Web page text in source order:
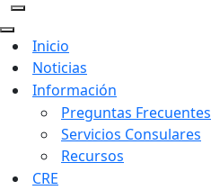
de
navegación
Menú
de
navegación
Inicio
Noticias
Información
Preguntas Frecuentes
Servicios Consulares
Recursos
CRE